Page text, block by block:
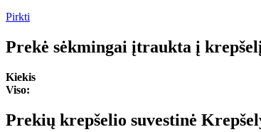
Pirkti
Prekė sėkmingai įtraukta į
Kiekis
Viso:
Prekių krepšelio suvestinė